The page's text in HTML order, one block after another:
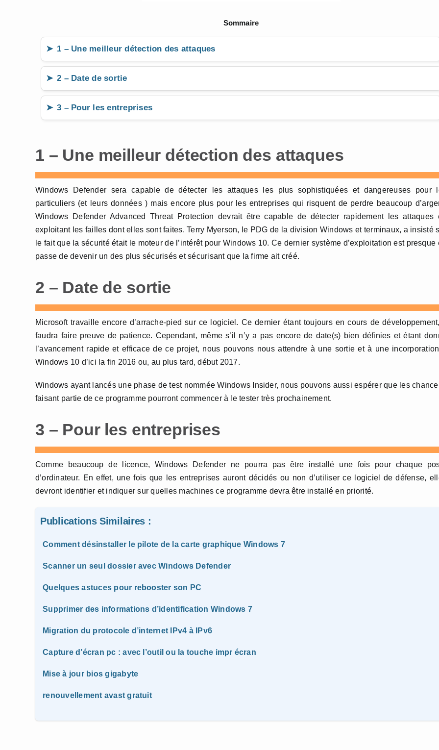
Sommaire
1 – Une meilleur détection des attaques
2 – Date de sortie
3 – Pour les entreprises
1 – Une meilleur détection des attaques
Windows Defender sera capable de détecter les attaques les plus sophistiquées et dangereuses pour
particuliers (et leurs données ) mais encore plus pour les entreprises qui risquent de perdre beaucoup
Windows Defender Advanced Threat Protection devrait être capable de détecter rapidement les attaques
exploitant les failles dont elles sont faites. Terry Myerson, le PDG de la division Windows et terminaux, a insisté
le fait que la sécurité était le moteur de l’intérêt pour Windows 10. Ce dernier système d’exploitation est presque
passe de devenir un des plus sécurisés et sécurisant que la firme ait créé.
2 – Date de sortie
Microsoft travaille encore d’arrache-pied sur ce logiciel. Ce dernier étant toujours en cours de
faudra faire preuve de patience. Cependant, même s’il n’y a pas encore de date(s) bien définies et étant
l’avancement rapide et efficace de ce projet, nous pouvons nous attendre à une sortie et à une
Windows 10 d’ici la fin 2016 ou, au plus tard, début 2017.
Windows ayant lancés une phase de test nommée Windows Insider, nous pouvons aussi espérer que les
faisant partie de ce programme pourront commencer à le tester très prochainement.
3 – Pour les entreprises
Comme beaucoup de licence, Windows Defender ne pourra pas être installé une fois pour chaque
d’ordinateur. En effet, une fois que les entreprises auront décidés ou non d’utiliser ce logiciel de défense,
devront identifier et indiquer sur quelles machines ce programme devra être installé en priorité.
Publications Similaires :
Comment désinstaller le pilote de la carte graphique Windows 7
Scanner un seul dossier avec Windows Defender
Quelques astuces pour rebooster son PC
Supprimer des informations d’identification Windows 7
Migration du protocole d’internet IPv4 à IPv6
Capture d’écran pc : avec l’outil ou la touche impr écran
Mise à jour bios gigabyte
renouvellement avast gratuit